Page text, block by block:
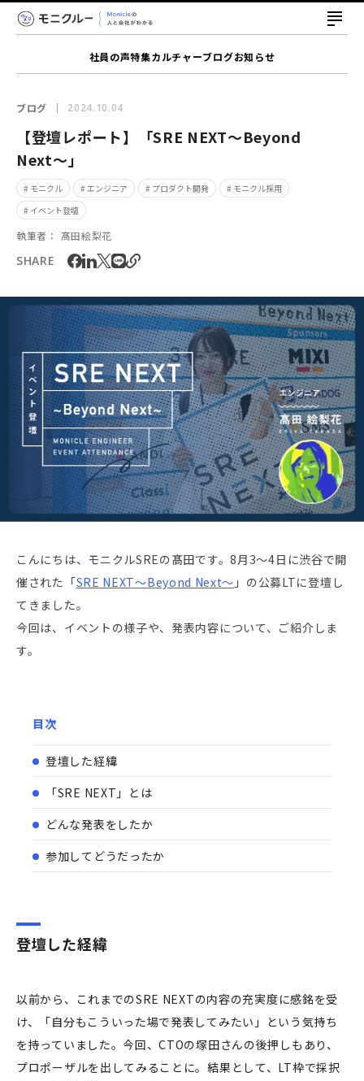
社員の声特集カルチャーブログお知らせ
ブログ 2024.10.04
【登壇レポート】「SRE NEXT〜Beyond
Next〜」
# モニクル # エンジニア # プロダクト開発
# モニクル採用
# イベント登壇
執筆者： 髙田絵梨花
SHARE
こんにちは、モニクルSREの髙田です。8月3〜4日に渋谷で開
催された「SRE NEXT〜Beyond Next〜 」の公募LTに登壇し
てきました。
今回は、イベントの様子や、発表内容について、ご紹介しま
す。
目次
登壇した経緯
「SRE NEXT」とは
どんな発表をしたか
参加してどうだったか
登壇した経緯
以前から、これまでのSRE NEXTの内容の充実度に感銘を受
け、「自分もこういった場で発表してみたい」という気持ち
を持っていました。今回、CTOの塚田さんの後押しもあり、
プロポーザルを出してみることに。結果として、LT枠で採択